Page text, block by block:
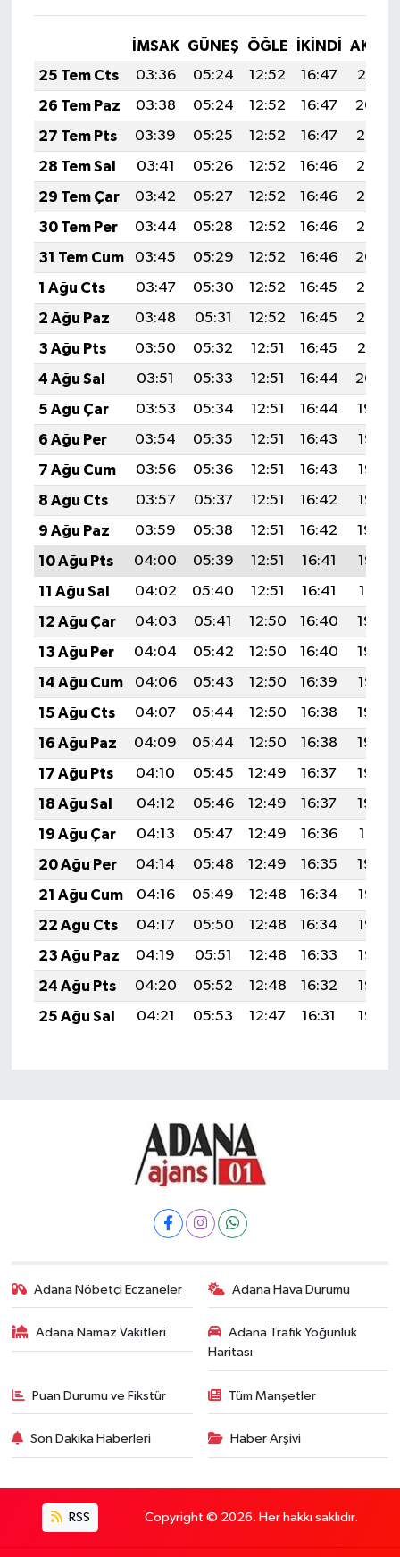
İMSAK GÜNEŞ ÖĞLE İKINDI
25 Tem Cts
03:36 05:24 12:52 16:47
20:10
26 Tem Paz
03:38 05:24 12:52 16:47
20:09
27 Tem Pts
03:39 05:25 12:52 16:47
20:08
28 Tem Sal
03:41 05:26 12:52 16:46
20:07
29 Tem Çar
03:42 05:27 12:52 16:46
20:06
30 Tem Per
03:44 05:28 12:52 16:46
20:05
31 Tem Cum
03:45 05:29 12:52 16:46
20:04
1 Ağu Cts
03:47 05:30 12:52 16:45
20:03
2 Ağu Paz
03:48 05:31 12:52 16:45
20:02
3 Ağu Pts
03:50 05:32 12:51 16:45
20:01
4 Ağu Sal
03:51 05:33 12:51 16:44
20:00
5 Ağu Çar
03:53 05:34 12:51 16:44
19:59
6 Ağu Per
03:54 05:35 12:51 16:43
19:58
7 Ağu Cum
03:56 05:36 12:51 16:43
19:56
8 Ağu Cts
03:57 05:37 12:51 16:42
19:55
9 Ağu Paz
03:59 05:38 12:51 16:42
19:54
10 Ağu Pts
04:00 05:39 12:51 16:41
19:53
11 Ağu Sal
04:02 05:40 12:51 16:41
19:51
12 Ağu Çar
04:03 05:41 12:50 16:40
19:50
13 Ağu Per
04:04 05:42 12:50 16:40
19:49
14 Ağu Cum
04:06 05:43 12:50 16:39
19:47
15 Ağu Cts
04:07 05:44 12:50 16:38
19:46
16 Ağu Paz
04:09 05:44 12:50 16:38
19:45
17 Ağu Pts
04:10 05:45 12:49 16:37
19:43
18 Ağu Sal
04:12 05:46 12:49 16:37
19:42
19 Ağu Çar
04:13 05:47 12:49 16:36
19:41
20 Ağu Per
04:14 05:48 12:49 16:35
19:39
21 Ağu Cum
04:16 05:49 12:48 16:34
19:38
22 Ağu Cts
04:17 05:50 12:48 16:34
19:36
23 Ağu Paz
04:19 05:51 12:48 16:33
19:35
24 Ağu Pts
04:20 05:52 12:48 16:32
19:33
25 Ağu Sal
04:21 05:53 12:47 16:31 19:32
Adana Nöbetçi Eczaneler Adana Hava Durumu
Adana Namaz Vakitleri
Adana Trafik Yoğunluk
Haritası
Puan Durumu ve Fikstür Tüm Manşetler
Son Dakika Haberleri Haber Arşivi
RSS Copyright © 2026. Her hakkı saklıdır.